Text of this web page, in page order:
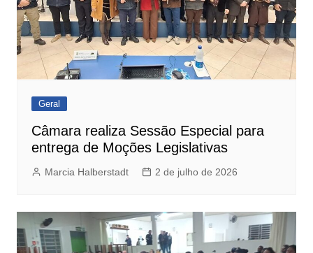
Geral
Câmara realiza Sessão Especial para
entrega de Moções Legislativas
Marcia Halberstadt 2 de julho de 2026